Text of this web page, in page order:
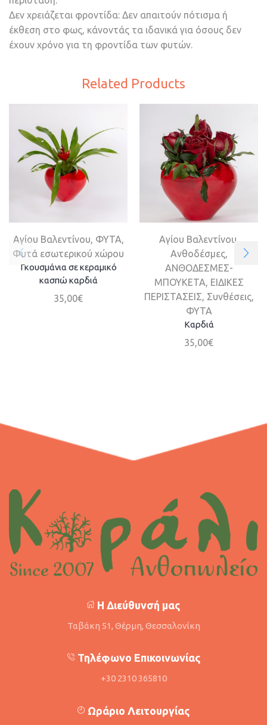
Δεν χρειάζεται φροντίδα: Δεν απαιτούν πότισμα ή
έκθεση στο φως, κάνοντάς τα ιδανικά για όσους δεν
έχουν χρόνο για τη φροντίδα των φυτών.
Related Products
Aγίου Βαλεντίνου, ΦΥΤΑ,
Φυτά εσωτερικού χώρου
Γκουσμάνια σε κεραμικό
κασπώ καρδιά
35,00€
Aγίου Βαλεντίνου
Ανθοδέσμες,
ΑΝΘΟΔΕΣΜΕΣ-
ΜΠΟΥΚΕΤΑ, ΕΙΔΙΚΕΣ
ΠΕΡΙΣΤΑΣΕΙΣ, Συνθέσεις,
ΦΥΤΑ
Καρδιά
35,00€
Η Διεύθυνσή μας
Ταβάκη 51, Θέρμη, Θεσσαλονίκη
Τηλέφωνο Επικοινωνίας
+30 2310 365810
Ωράριο Λειτουργίας